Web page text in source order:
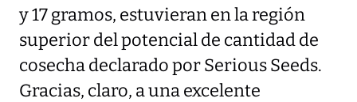
y 17 gramos, estuvieran en la región
superior del potencial de cantidad de
cosecha declarado por Serious Seeds.
Gracias, claro, a una excelente